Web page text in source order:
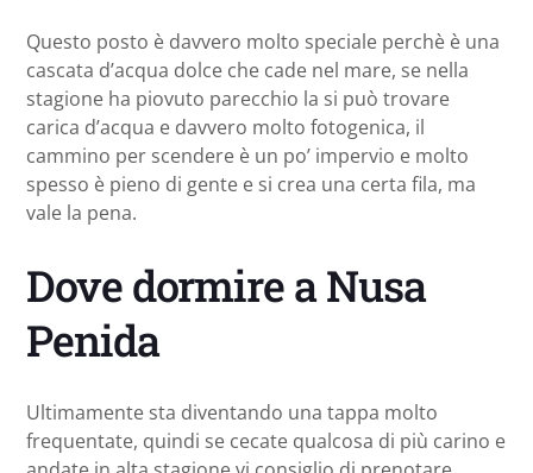
Questo posto è davvero molto speciale perchè è una
cascata d’acqua dolce che cade nel mare, se nella
stagione ha piovuto parecchio la si può trovare
carica d’acqua e davvero molto fotogenica, il
cammino per scendere è un po’ impervio e molto
spesso è pieno di gente e si crea una certa fila, ma
vale la pena.
Dove dormire a Nusa
Penida
Ultimamente sta diventando una tappa molto
frequentate, quindi se cecate qualcosa di più carino e